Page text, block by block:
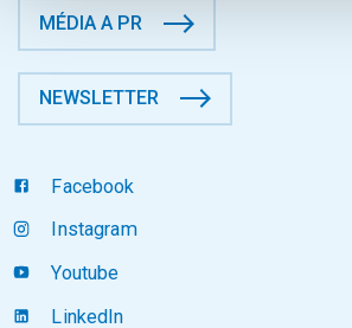
MÉDIA A PR
NEWSLETTER
Facebook
Instagram
Youtube
LinkedIn